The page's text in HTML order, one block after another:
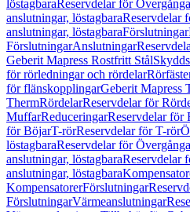
löstagbaraReservdelar för
anslutningar, löstagbaraReservdelar
anslutningar, löstagbaraFörslutningar
FörslutningarAnslutningar
Geberit Mapress Rostfritt Stål
för rörledningar och rördelar
för flänskopplingarGeberit Mapress
ThermRördelarReservdelar för
MuffarReduceringarReservdelar för
för BöjarT-rörReservdelar för T-rör
löstagbaraReservdelar för
anslutningar, löstagbaraReservdelar
anslutningar, löstagbara
KompensatorerFörslutningar
FörslutningarVärmeanslutningar